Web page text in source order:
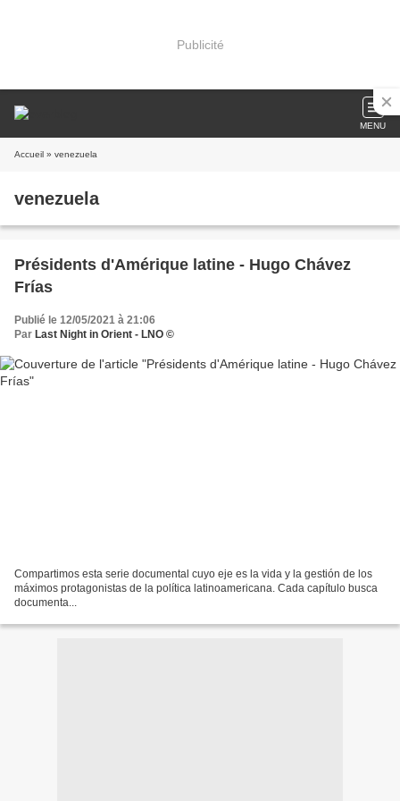
Publicité
MENU
Accueil » venezuela
venezuela
Présidents d'Amérique latine - Hugo Chávez
Frías
Publié le 12/05/2021 à 21:06
Par Last Night in Orient - LNO ©
Compartimos esta serie documental cuyo eje es la vida y la gestión de los
máximos protagonistas de la política latinoamericana. Cada capítulo busca
documenta...